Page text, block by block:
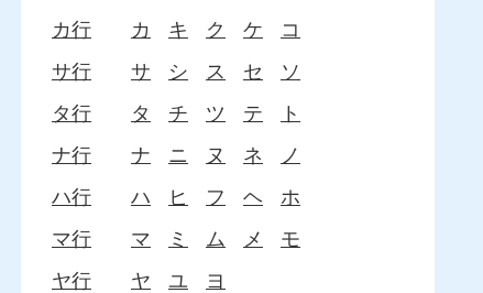
カ行
カ キ ク ケ
コ
サ行
サ シ ス セ
ソ
タ行
タ チ ツ テ
ト
ナ行
ナ ニ ヌ ネ
ノ
ハ行
ハ ヒ フ ヘ
ホ
マ行
マ ミ ム メ
モ
ヤ行
ヤ ユ
ヨ